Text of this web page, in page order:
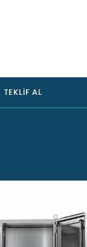
TEKLIF AL